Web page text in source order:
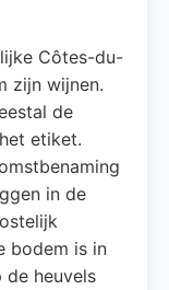
Côtes-du-
zijn wijnen.
de
etiket.
in de
bodem is in
de heuvels